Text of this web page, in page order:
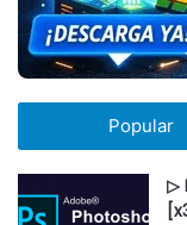
Popular
▷